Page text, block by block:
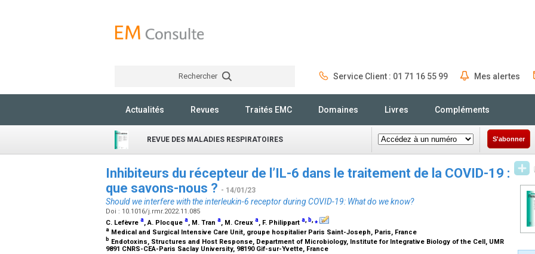
Rechercher Service Client : 01 71 16 55 99 Mes alertes
Actualités Revues Traités EMC Domaines Livres Compléments
REVUE DES MALADIES RESPIRATOIRES S'abonner
Inhibiteurs du récepteur de l’IL-6 dans le traitement de la COVID-19 :
que savons-nous ? - 14/01/23
Should we interfere with the interleukin-6 receptor during COVID-19: What do we know?
Doi : 10.1016/j.rmr.2022.11.085
C. Lefèvre a, A. Plocque a, M. Tran a, M. Creux a, F. Philippart a, b,⁎
a Medical and Surgical Intensive Care Unit, groupe hospitalier Paris Saint-Joseph, Paris, France
b Endotoxins, Structures and Host Response, Department of Microbiology, Institute for Integrative Biology of the Cell, UMR
9891 CNRS-CEA-Paris Saclay University, 98190 Gif-sur-Yvette, France